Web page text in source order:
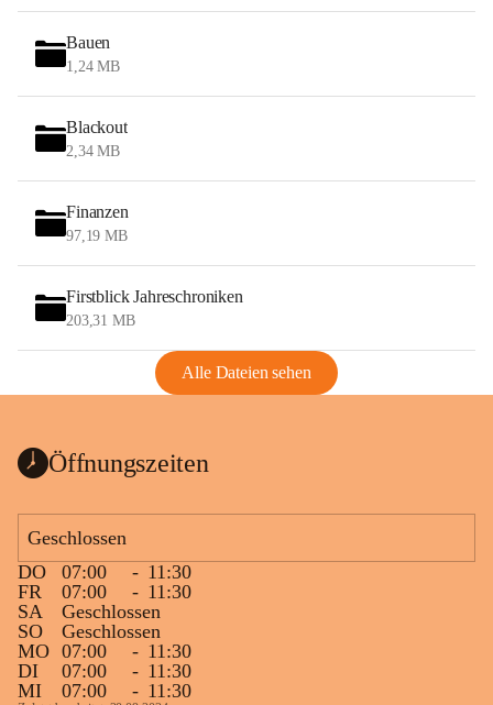
Bauen
1,24 MB
Blackout
2,34 MB
Finanzen
97,19 MB
Firstblick Jahreschroniken
203,31 MB
Alle Dateien sehen
Öffnungszeiten
Geschlossen
DO
07:00 - 11:30
FR
07:00 - 11:30
SA
Geschlossen
SO
Geschlossen
MO 07:00 - 11:30
DI
07:00 - 11:30
MI
07:00 - 11:30